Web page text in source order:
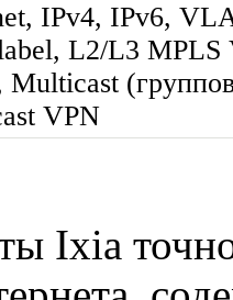
IPv4, IPv6,
, L2/L3 MPLS
Multicast
VPN
Ixia